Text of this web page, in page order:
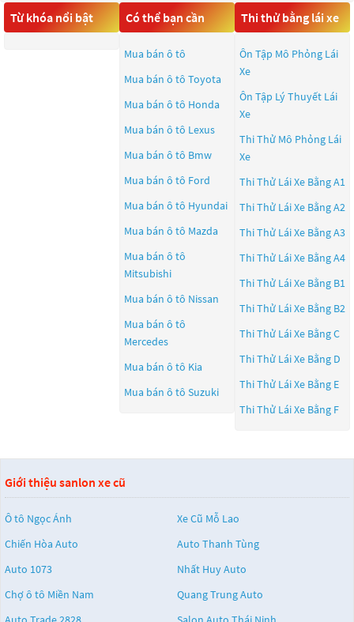
Từ khóa nổi bật Có thể bạn cần
Mua bán ô tô
Mua bán ô tô Toyota
Mua bán ô tô Honda
Mua bán ô tô Lexus
Mua bán ô tô Bmw
Mua bán ô tô Ford
Mua bán ô tô Hyundai
Mua bán ô tô Mazda
Mua bán ô tô
Mitsubishi
Mua bán ô tô Nissan
Mua bán ô tô
Mercedes
Mua bán ô tô Kia
Mua bán ô tô Suzuki
Thi thử bằng lái xe
Ôn Tập Mô Phỏng Lái
Xe
Ôn Tập Lý Thuyết Lái
Xe
Thi Thử Mô Phỏng Lái
Xe
Thi Thử Lái Xe Bằng A1
Thi Thử Lái Xe Bằng A2
Thi Thử Lái Xe Bằng A3
Thi Thử Lái Xe Bằng A4
Thi Thử Lái Xe Bằng B1
Thi Thử Lái Xe Bằng B2
Thi Thử Lái Xe Bằng C
Thi Thử Lái Xe Bằng D
Thi Thử Lái Xe Bằng E
Thi Thử Lái Xe Bằng F
Giới thiệu sanlon xe cũ
Ô tô Ngọc Ánh
Xe Cũ Mỗ Lao
Chiến Hòa Auto
Auto Thanh Tùng
Auto 1073
Nhất Huy Auto
Chợ ô tô Miền Nam
Quang Trung Auto